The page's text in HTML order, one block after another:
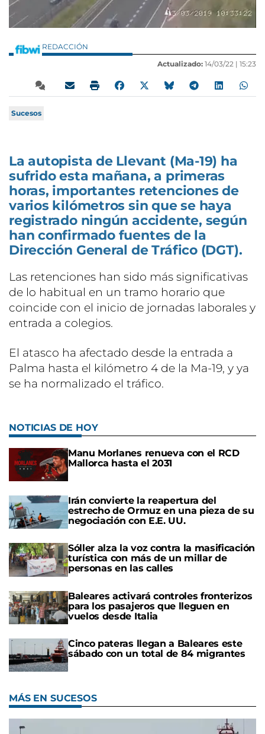
REDACCIÓN
Actualizado: 14/03/22 | 15:23
Sucesos
La autopista de Llevant (Ma-19) ha
sufrido esta mañana, a primeras
horas, importantes retenciones de
varios kilómetros sin que se haya
registrado ningún accidente, según
han confirmado fuentes de la
Dirección General de Tráfico (DGT).
Las retenciones han sido más significativas
de lo habitual en un tramo horario que
coincide con el inicio de jornadas laborales y
entrada a colegios.
El atasco ha afectado desde la entrada a
Palma hasta el kilómetro 4 de la Ma-19, y ya
se ha normalizado el tráfico.
NOTICIAS DE HOY
Manu Morlanes renueva con el RCD
Mallorca hasta el 2031
Irán convierte la reapertura del
estrecho de Ormuz en una pieza de su
negociación con E.E. UU.
Sóller alza la voz contra la masificación
turística con más de un millar de
personas en las calles
Baleares activará controles fronterizos
para los pasajeros que lleguen en
vuelos desde Italia
Cinco pateras llegan a Baleares este
sábado con un total de 84 migrantes
MÁS EN SUCESOS